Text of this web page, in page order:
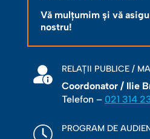
Vă mulțumim și vă
nostru!
RELAȚII PUBLICE /
Coordonator / Ilie
Telefon – 021 314
PROGRAM DE